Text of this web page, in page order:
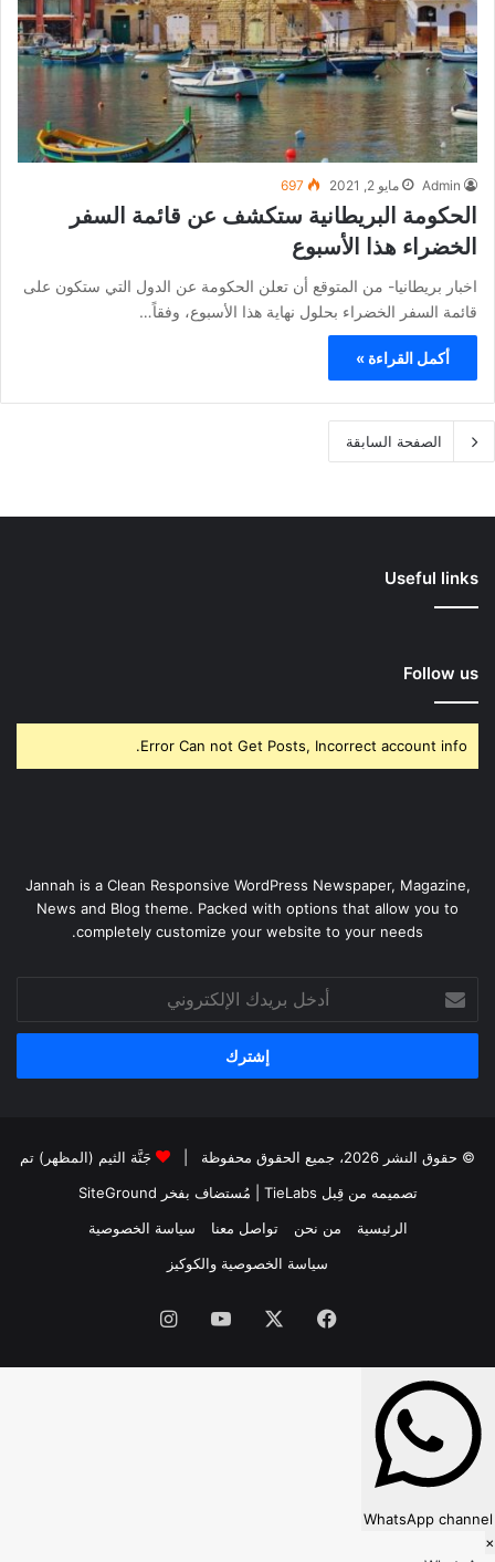
Admin مايو 2, 2021 697
الحكومة البريطانية ستكشف عن قائمة السفر
الخضراء هذا الأسبوع
اخبار بريطانيا- من المتوقع أن تعلن الحكومة عن الدول التي ستكون على
قائمة السفر الخضراء بحلول نهاية هذا الأسبوع، وفقاً…
أكمل القراءة »
الصفحة السابقة
Useful links
Follow us
Error Can not Get Posts, Incorrect account info.
Jannah is a Clean Responsive WordPress Newspaper, Magazine,
News and Blog theme. Packed with options that allow you to
completely customize your website to your needs.
بريدك
الإلكتروني
© حقوق النشر 2026، جميع الحقوق محفوظة |
جَنَّة الثيم (المظهر) تم
تصميمه من قِبل TieLabs
| مُستضاف بفخر SiteGround
الرئيسية
من نحن تواصل معنا
سياسة الخصوصية
سياسة الخصوصية والكوكيز
فيسبوك ‫YouTubeانستقرام
WhatsApp channel
×